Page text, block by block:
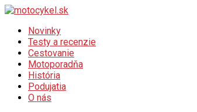
Novinky
Testy a recenzie
Cestovanie
Motoporadňa
História
Podujatia
O nás